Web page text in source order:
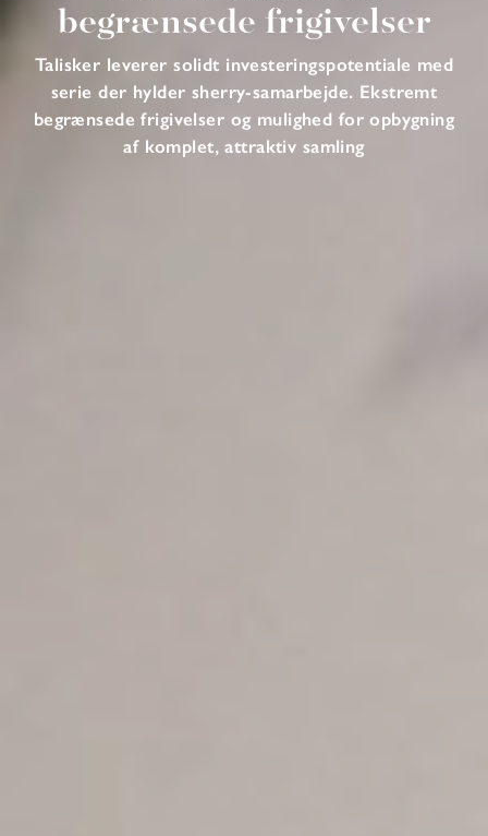
begrænsede frigivelser
Talisker leverer solidt investeringspotentiale med
serie der hylder sherry-samarbejde. Ekstremt
begrænsede frigivelser og mulighed for opbygning
af komplet, attraktiv samling